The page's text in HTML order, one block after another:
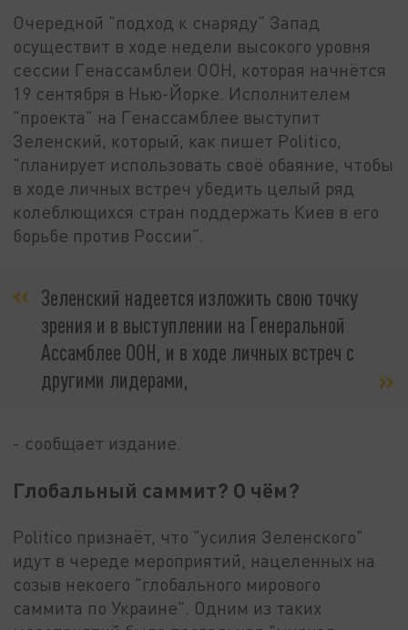
Очередной "подход к снаряду" Запад
осуществит в ходе недели высокого уровня
сессии Генассамблеи ООН, которая начнётся
19 сентября в Нью-Йорке. Исполнителем
"проекта" на Генассамблее выступит
Зеленский, который, как пишет Politico,
"планирует использовать своё обаяние, чтобы
в ходе личных встреч убедить целый ряд
колеблющихся стран поддержать Киев в его
борьбе против России".
Зеленский надеется изложить свою точку
зрения и в выступлении на Генеральной
Ассамблее ООН, и в ходе личных встреч с
другими лидерами,
- сообщает издание.
Глобальный саммит? О чём?
Politico признаёт, что "усилия Зеленского"
идут в череде мероприятий, нацеленных на
созыв некоего "глобального мирового
саммита по Украине". Одним из таких